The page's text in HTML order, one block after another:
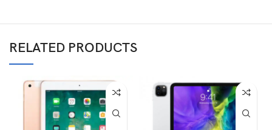
RELATED PRODUCTS